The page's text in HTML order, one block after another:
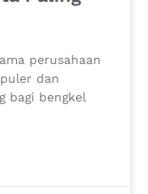
perusahaan
dan
bagi bengkel